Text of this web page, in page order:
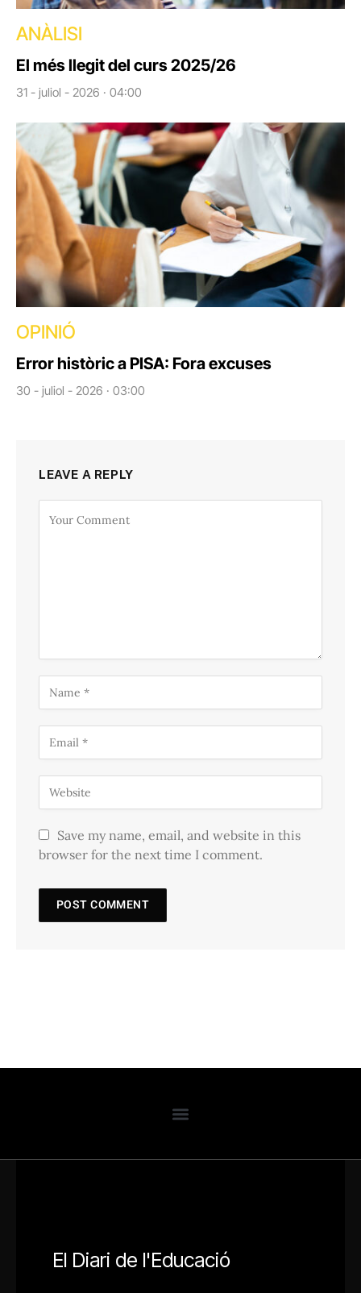
ANÀLISI
El més llegit del curs 2025/26
31 - juliol - 2026 · 04:00
OPINIÓ
Error històric a PISA: Fora excuses
30 - juliol - 2026 · 03:00
LEAVE A REPLY
Save my name, email, and website in this
browser for the next time I comment.